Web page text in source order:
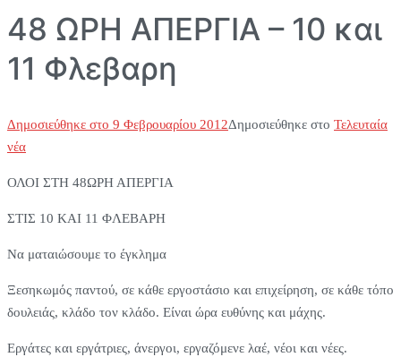
48 ΩΡΗ ΑΠΕΡΓΙΑ – 10 και
11 Φλεβαρη
Δημοσιεύθηκε στο 9 Φεβρουαρίου 2012Δημοσιεύθηκε στο Τελευταία
νέα
ΟΛΟΙ ΣΤΗ 48ΩΡΗ ΑΠΕΡΓΙΑ
ΣΤΙΣ 10 ΚΑΙ 11 ΦΛΕΒΑΡΗ
Να ματαιώσουμε το έγκλημα
Ξεσηκωμός παντού, σε κάθε εργοστάσιο και επιχείρηση, σε κάθε τόπο
δουλειάς, κλάδο τον κλάδο. Είναι ώρα ευθύνης και μάχης.
Εργάτες και εργάτριες, άνεργοι, εργαζόμενε λαέ, νέοι και νέες.